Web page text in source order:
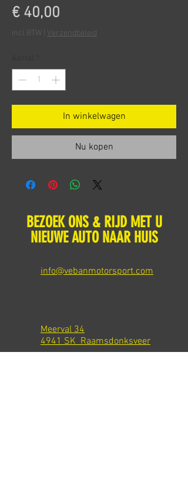
€ 40,00
incl.BTW Verzendbeleid
In winkelwagen
Nu kopen
BEZOEK ONS & RIJD MET U
NIEUWE AUTO NAAR HUIS
info@vebanmotorsport.com
Meerval 34
4941 SK Raamsdonksveer